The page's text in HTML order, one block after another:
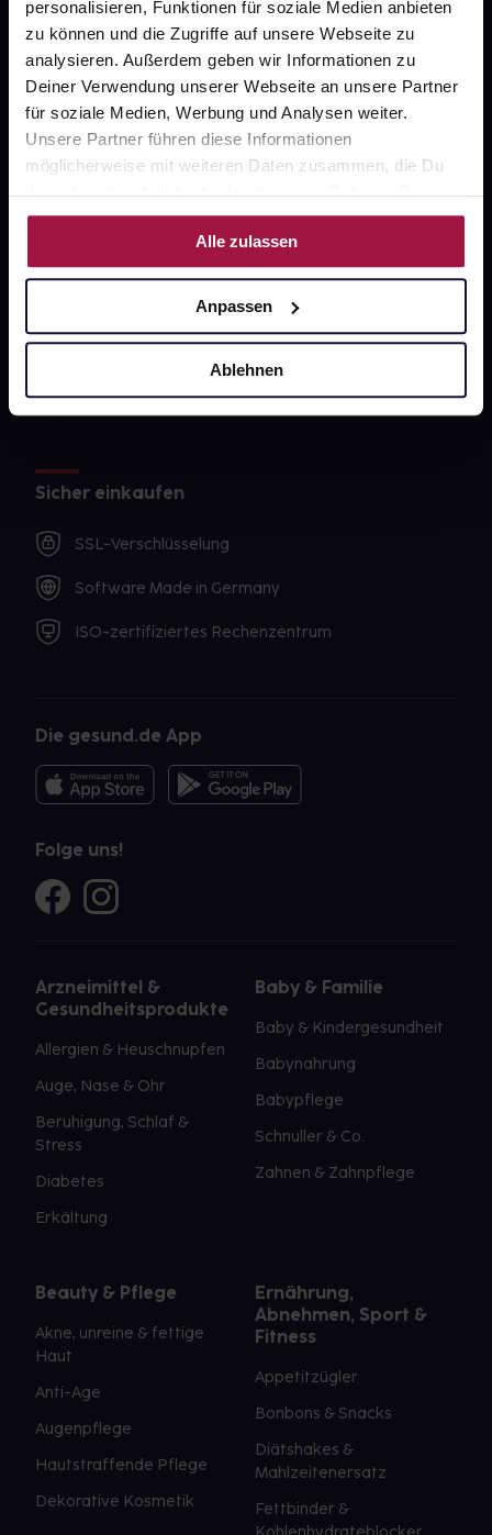
personalisieren, Funktionen für soziale Medien anbieten
zu können und die Zugriffe auf unsere Webseite zu
analysieren. Außerdem geben wir Informationen zu
Deiner Verwendung unserer Webseite an unsere Partner
für soziale Medien, Werbung und Analysen weiter.
Unsere Partner führen diese Informationen
möglicherweise mit weiteren Daten zusammen, die Du
ihnen bereitgestellt hast oder die sie im Rahmen Deiner
Nutzung der Dienste gesammelt haben.
Alle zulassen
Anpassen
Ablehnen
Datenschutz
AGB
Impressum
Unsere Vorteile
Ausgewählte Wunschprodukte sofort abholbereit
selben Tag möglich
Freie Wahl der Apotheke
Große Auswahl an Apotheken
Sicher einkaufen
SSL-Verschlüsselung
Software Made in Germany
ISO-zertifiziertes Rechenzentrum
Die gesund.de App
Folge uns!
Arzneimittel &
Gesundheitsprodukte
Allergien & Heuschnupfen
Auge, Nase & Ohr
Beruhigung, Schlaf &
Stress
Diabetes
Erkältung
Baby & Familie
Baby & Kindergesundheit
Babynahrung
Babypflege
Schnuller & Co.
Zahnen & Zahnpflege
Beauty & Pflege
Akne, unreine & fettige
Haut
Anti-Age
Augenpflege
Hautstraffende Pflege
Dekorative Kosmetik
Ernährung,
Abnehmen, Sport &
Fitness
Appetitzügler
Bonbons & Snacks
Diätshakes &
Mahlzeitenersatz
Fettbinder &